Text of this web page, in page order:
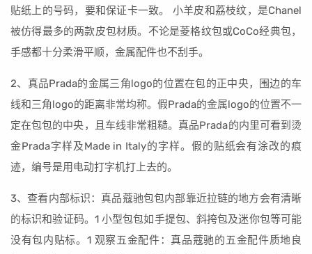
贴纸上的号码，要和保证卡一致。 小羊皮和荔枝纹，是Chanel
被仿得最多的两款皮包材质。不论是菱格纹包或CoCo经典包，
手感都十分柔滑平顺，金属配件也不刮手。
2、真品Prada的金属三角logo的位置在包的正中央，围边的车
线和三角logo的距离非常均称。假Prada的金属logo的位置不一
定在包包的中央，且车线非常粗糙。真品Prada的内里可看到烫
金Prada字样及Made in Italy的字样。假的贴纸会有涂改的痕
迹，编号是用电动打字机打上去的。
3、查看内部标识：真品蔻驰包包内部靠近拉链的地方会有清晰
的标识和验证码。1 小型包包如手提包、斜挎包及迷你包等可能
没有包内贴标。1 观察五金配件：真品蔻驰的五金配件质地良